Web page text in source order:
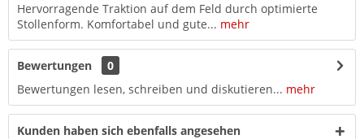
Hervorragende Traktion auf dem Feld durch optimierte
Stollenform. Komfortabel und gute... mehr
Bewertungen
0
Bewertungen lesen, schreiben und diskutieren... mehr
Kunden haben sich ebenfalls angesehen